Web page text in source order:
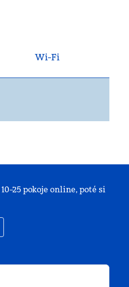
Wi-Fi
pokoje online, poté si